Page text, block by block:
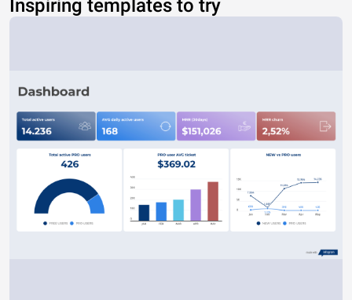
Inspiring templates to try